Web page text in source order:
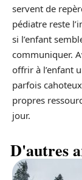
servent de
pédiatre reste
si l’enfant
communiquer.
offrir à l’enfant
parfois
propres
jour.
D'autres